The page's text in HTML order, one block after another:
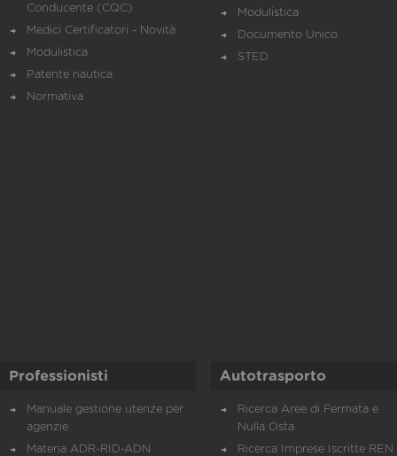
Conducente (CQC)
Medici Certificatori - Novità
Modulistica
Patente nautica
Normativa
Modulistica
Documento Unico
STED
Professionisti
Manuale gestione utenze per
agenzie
Materia ADR-RID-ADN
Autotrasporto
Ricerca Aree di Fermata e
Nulla Osta
Ricerca Imprese Iscritte REN